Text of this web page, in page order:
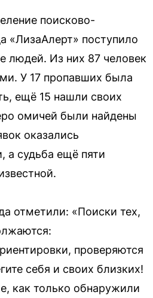
поисково-
«ЛизаАлерт» поступило
людей. Из них 87 человек
У 17 пропавших была
ещё 15 нашли своих
омичей были найдены
оказались
а судьба ещё пяти
отметили: «Поиски тех,
проверяются
себя и своих близких!
как только обнаружили